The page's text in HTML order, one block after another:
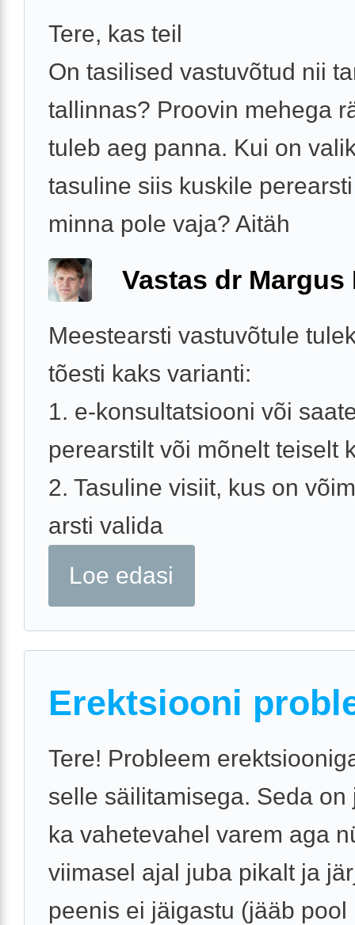
Tere, kas teil
On tasilised vastuvõtud nii
tallinnas? Proovin mehega
tuleb aeg panna. Kui on
tasuline siis kuskile
minna pole vaja? Aitäh
Vastas dr Margus
Meestearsti vastuvõtule
tõesti kaks varianti:
1. e-konsultatsiooni või
perearstilt või mõnelt teiselt
2. Tasuline visiit, kus on
arsti valida
Loe edasi
Erektsiooni
Tere! Probleem
selle säilitamisega. Seda on
ka vahetevahel varem aga
viimasel ajal juba pikalt ja
peenis ei jäigastu (jääb pool